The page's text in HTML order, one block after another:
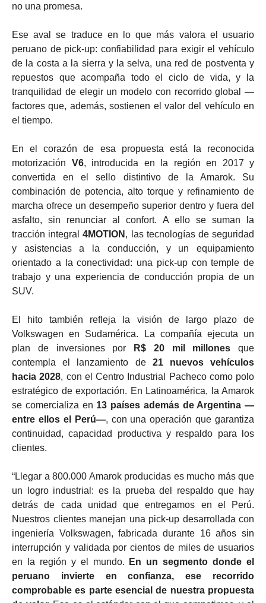
no una promesa.
Ese aval se traduce en lo que más valora el usuario
peruano de pick-up: confiabilidad para exigir el vehículo
de la costa a la sierra y la selva, una red de postventa y
repuestos que acompaña todo el ciclo de vida, y la
tranquilidad de elegir un modelo con recorrido global —
factores que, además, sostienen el valor del vehículo en
el tiempo.
En el corazón de esa propuesta está la reconocida
motorización V6, introducida en la región en 2017 y
convertida en el sello distintivo de la Amarok. Su
combinación de potencia, alto torque y refinamiento de
marcha ofrece un desempeño superior dentro y fuera del
asfalto, sin renunciar al confort. A ello se suman la
tracción integral4MOTION , las tecnologías de seguridad
y asistencias a la conducción, y un equipamiento
orientado a la conectividad: una pick-up con temple de
trabajo y una experiencia de conducción propia de un
SUV.
El hito también refleja la visión de largo plazo de
Volkswagen en Sudamérica. La compañía ejecuta un
plan de inversiones por
R$ 20 mil millones que
contempla el lanzamiento de 21 nuevos vehículos
hacia 2028, con el Centro Industrial Pacheco como polo
estratégico de exportación. En Latinoamérica, la Amarok
se comercializa en 13 países además de Argentina —
entre ellos el Perú—, con una operación que garantiza
continuidad, capacidad productiva y respaldo para los
clientes.
“Llegar a 800.000 Amarok producidas es mucho más que
un logro industrial: es la prueba del respaldo que hay
detrás de cada unidad que entregamos en el Perú.
Nuestros clientes manejan una pick-up desarrollada con
ingeniería Volkswagen, fabricada durante 16 años sin
interrupción y validada por cientos de miles de usuarios
en la región y el mundo.
En un segmento donde el
peruano invierte en confianza, ese recorrido
comprobable es parte esencial de nuestra propuesta